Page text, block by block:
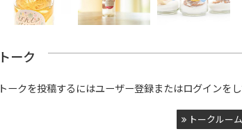
トーク
トークを投稿するにはユーザー登録またはログインをし
トークルー